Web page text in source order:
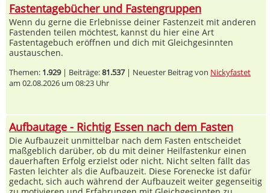
Fastentagebücher und Fastengruppen
Wenn du gerne die Erlebnisse deiner Fastenzeit mit anderen
Fastenden teilen möchtest, kannst du hier eine Art
Fastentagebuch eröffnen und dich mit Gleichgesinnten
austauschen.
Themen: 1.929| Beiträge:81.537| Neuester Beitrag von Nickyfastet
am 02.08.2026 um 08:23 Uhr
Aufbautage - Richtig Essen nach dem Fasten
Die Aufbauzeit unmittelbar nach dem Fasten entscheidet
maßgeblich darüber, ob du mit deiner Heilfastenkur einen
dauerhaften Erfolg erzielst oder nicht. Nicht selten fällt das
Fasten leichter als die Aufbauzeit. Diese Forenecke ist dafür
gedacht, sich auch während der Aufbauzeit weiter gegenseitig